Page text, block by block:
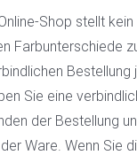
Shop stellt
Farbunterschiede
Sie eine
der Bestellung
Ware. Wenn